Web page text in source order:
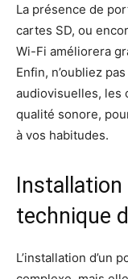
La présence de
cartes SD, ou
Wi-Fi améliorera
Enfin, n’oubliez
audiovisuelles, les
qualité sonore,
à vos habitudes.
technique
L’installation d’un